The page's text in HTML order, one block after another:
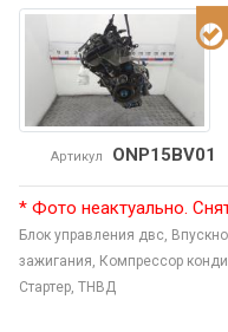
Артикул ONP15BV01
* Фото неактуально.
Блок управления двс,
зажигания, Компрессор
Стартер, ТНВД